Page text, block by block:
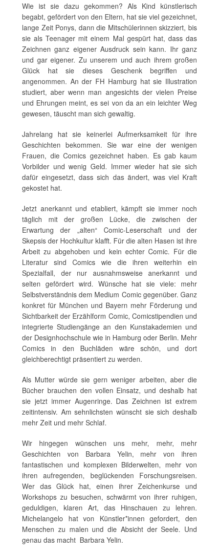
Wie ist sie dazu gekommen? Als Kind künstlerisch
begabt, gefördert von den Eltern, hat sie viel gezeichnet,
lange Zeit Ponys, dann die Mitschülerinnen skizziert, bis
sie als Teenager mit einem Mal gespürt hat, dass das
Zeichnen ganz eigener Ausdruck sein kann. Ihr ganz
und gar eigener. Zu unserem und auch ihrem großen
Glück hat sie dieses Geschenk begriffen und
angenommen. An der FH Hamburg hat sie Illustration
studiert, aber wenn man angesichts der vielen Preise
und Ehrungen meint, es sei von da an ein leichter Weg
gewesen, täuscht man sich gewaltig.
Jahrelang hat sie keinerlei Aufmerksamkeit für ihre
Geschichten bekommen. Sie war eine der wenigen
Frauen, die Comics gezeichnet haben. Es gab kaum
Vorbilder und wenig Geld. Immer wieder hat sie sich
dafür eingesetzt, dass sich das ändert, was viel Kraft
gekostet hat.
Jetzt anerkannt und etabliert, kämpft sie immer noch
täglich mit der großen Lücke, die zwischen der
Erwartung der „alten“ Comic-Leserschaft und der
Skepsis der Hochkultur klafft. Für die alten Hasen ist ihre
Arbeit zu abgehoben und kein echter Comic. Für die
Literatur sind Comics wie die ihren weiterhin ein
Spezialfall, der nur ausnahmsweise anerkannt und
selten gefördert wird. Wünsche hat sie viele: mehr
Selbstverständnis dem Medium Comic gegenüber. Ganz
konkret für München und Bayern mehr Förderung und
Sichtbarkeit der Erzählform Comic, Comicstipendien und
integrierte Studiengänge an den Kunstakademien und
der Designhochschule wie in Hamburg oder Berlin. Mehr
Comics in den Buchläden wäre schön, und dort
gleichberechtigt präsentiert zu werden.
Als Mutter würde sie gern weniger arbeiten, aber die
Bücher brauchen den vollen Einsatz, und deshalb hat
sie jetzt immer Augenringe. Das Zeichnen ist extrem
zeitintensiv. Am sehnlichsten wünscht sie sich deshalb
mehr Zeit und mehr Schlaf.
Wir hingegen wünschen uns mehr, mehr, mehr
Geschichten von Barbara Yelin, mehr von ihren
fantastischen und komplexen Bilderwelten, mehr von
ihren aufregenden, beglückenden Forschungsreisen.
Wer das Glück hat, einen ihrer Zeichenkurse und
Workshops zu besuchen, schwärmt von ihrer ruhigen,
geduldigen, klaren Art, das Hinschauen zu lehren.
Michelangelo hat von Künstler*innen gefordert, den
Menschen zu malen und die Absicht der Seele. Und
genau das macht Barbara Yelin.